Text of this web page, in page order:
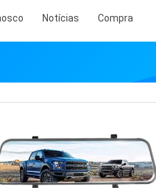
Notícias Compra